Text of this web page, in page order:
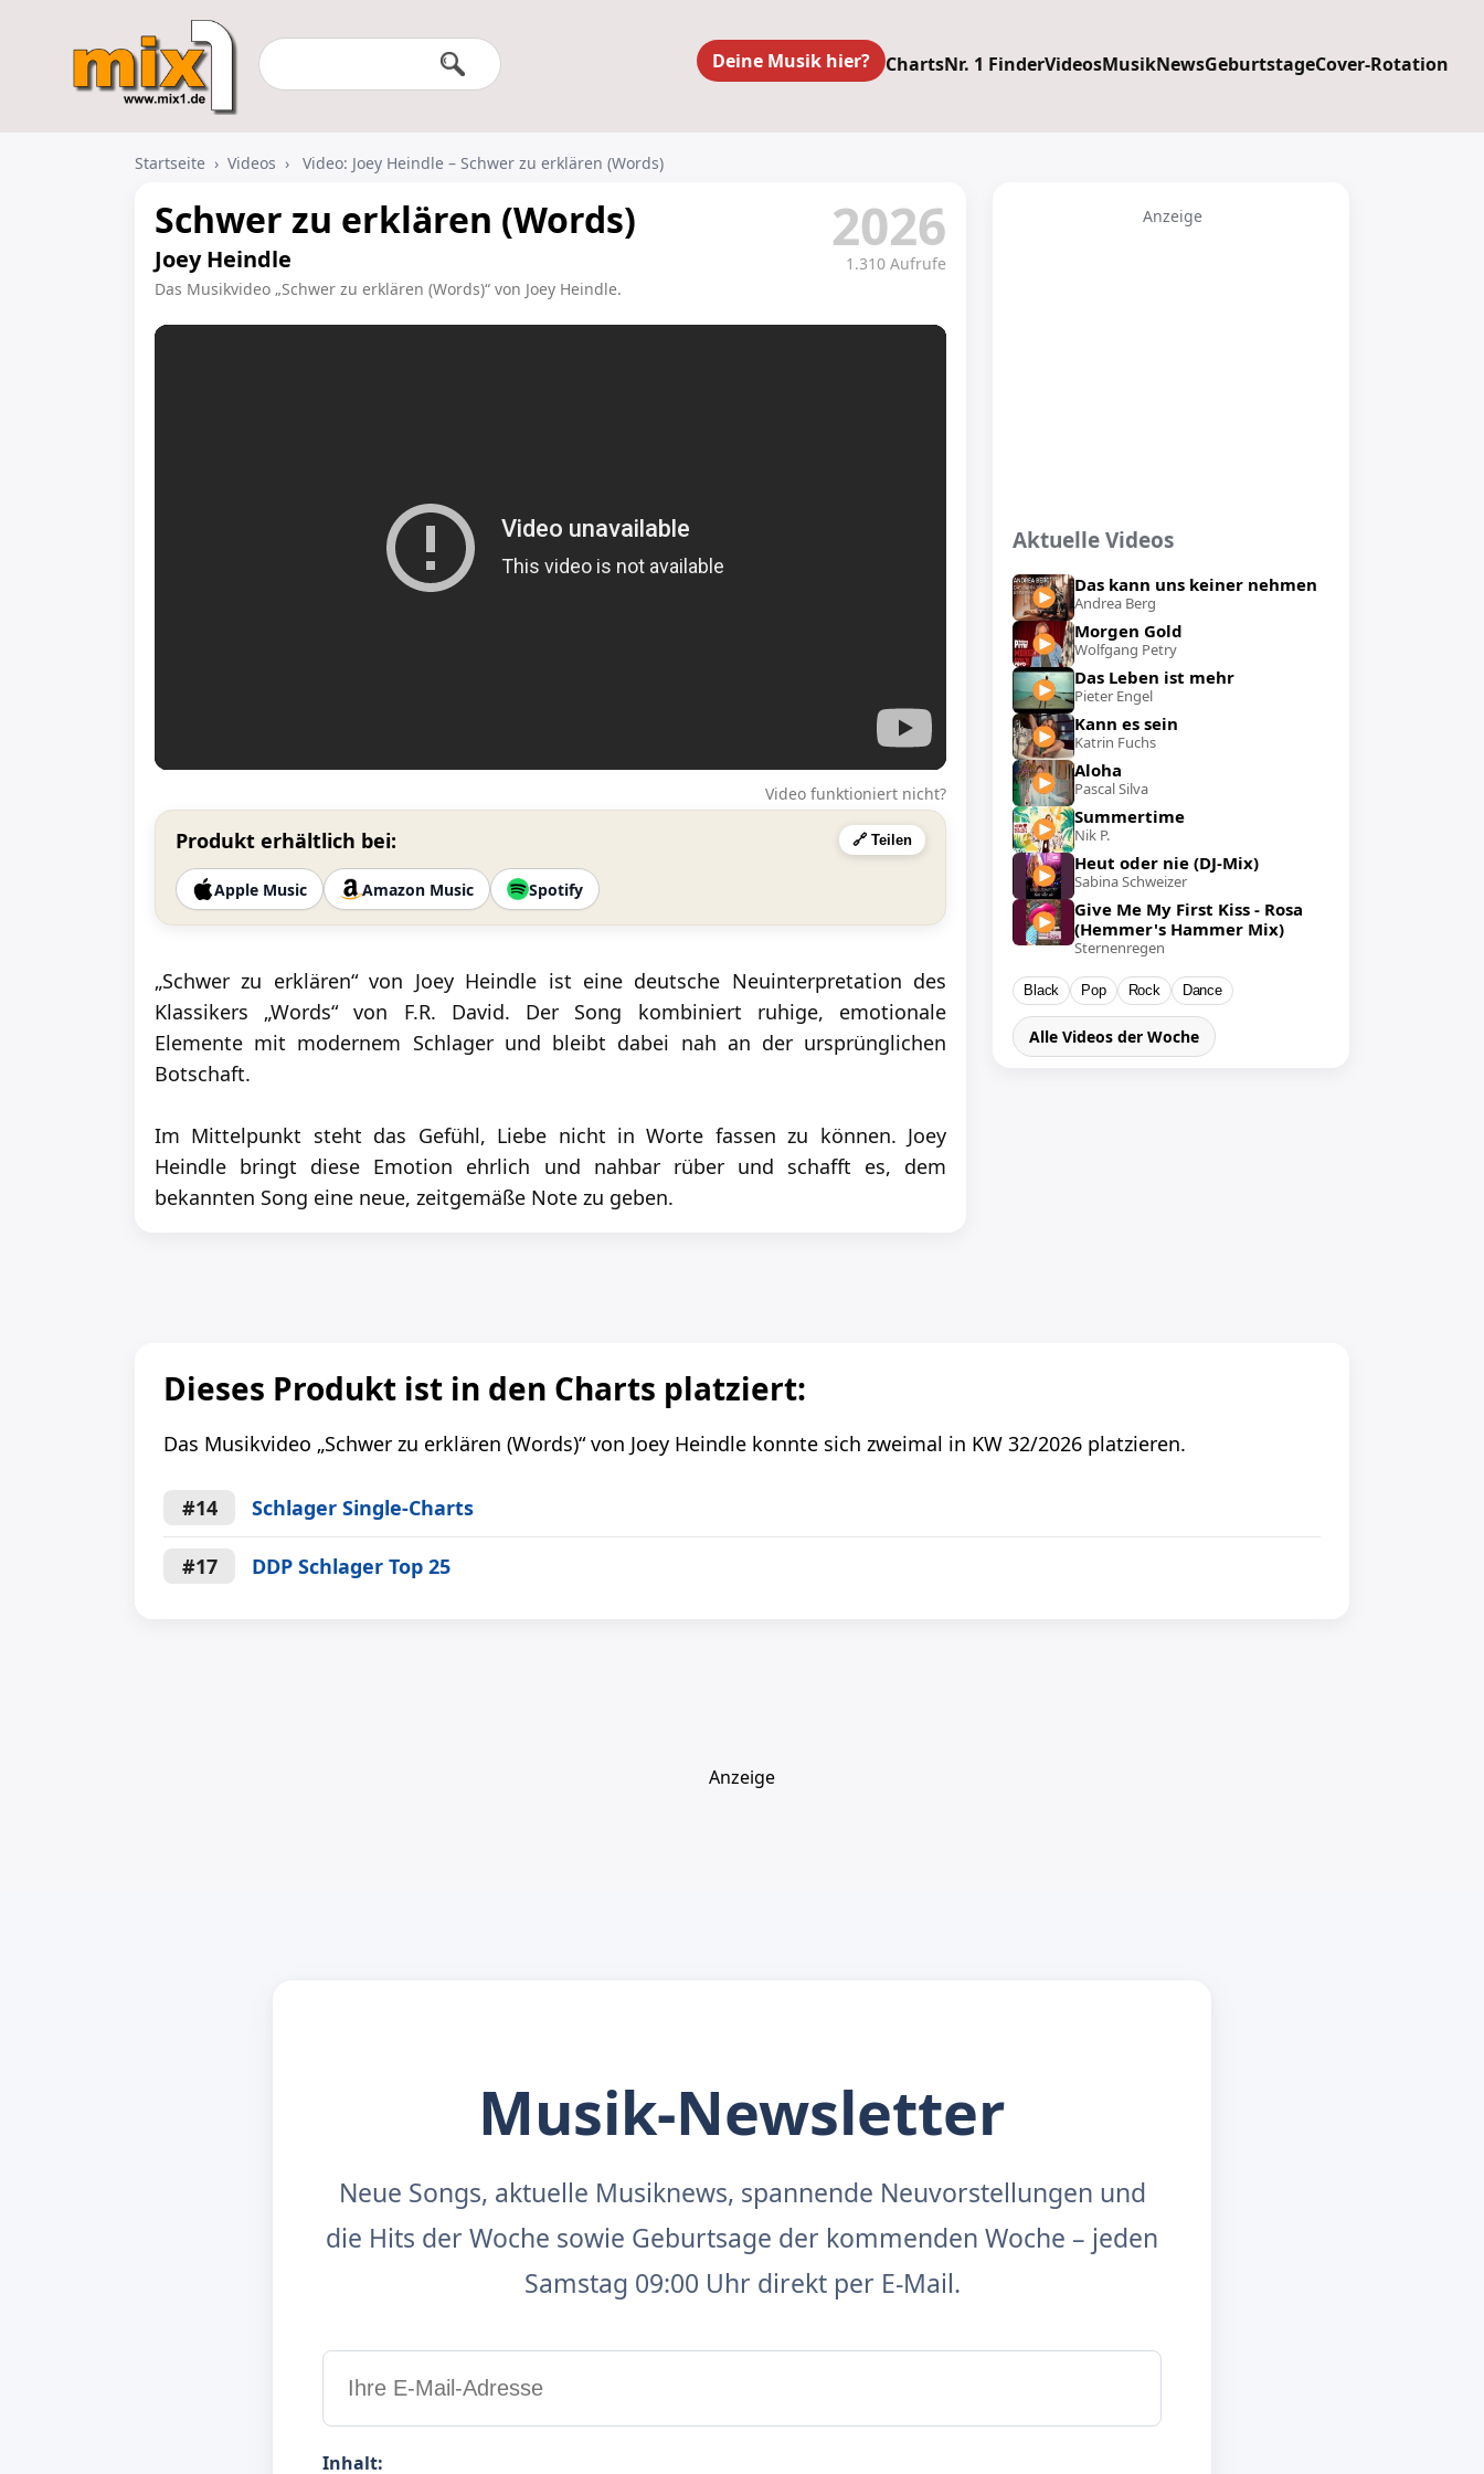
Deine Musik hier? ChartsNr. 1 FinderVideosMusikNewsGeburtstageCover-Rotation
Startseite › Videos › Video: Joey Heindle – Schwer zu erklären (Words)
Schwer zu erklären (Words)
Joey Heindle
Das Musikvideo „Schwer zu erklären (Words)“ von Joey Heindle.
2026
1.310 Aufrufe
Video funktioniert nicht?
Produkt erhältlich bei: 🔗 Teilen
Apple Music Amazon Music Spotify
„Schwer zu erklären“ von Joey Heindle ist eine deutsche Neuinterpretation des
Klassikers „Words“ von F.R. David. Der Song kombiniert ruhige, emotionale
Elemente mit modernem Schlager und bleibt dabei nah an der ursprünglichen
Botschaft.
Im Mittelpunkt steht das Gefühl, Liebe nicht in Worte fassen zu können. Joey
Heindle bringt diese Emotion ehrlich und nahbar rüber und schafft es, dem
bekannten Song eine neue, zeitgemäße Note zu geben.
Anzeige
Aktuelle Videos
Das kann uns keiner nehmen
Andrea Berg
Morgen Gold
Wolfgang Petry
Das Leben ist mehr
Pieter Engel
Kann es sein
Katrin Fuchs
Aloha
Pascal Silva
Summertime
Nik P.
Heut oder nie (DJ-Mix)
Sabina Schweizer
Give Me My First Kiss - Rosa
(Hemmer's Hammer Mix)
Sternenregen
Black Pop Rock Dance
Alle Videos der Woche
Dieses Produkt ist in den Charts platziert:
Das Musikvideo „Schwer zu erklären (Words)“ von Joey Heindle konnte sich zweimal in KW 32/2026 platzieren.
#14 Schlager Single-Charts
#17 DDP Schlager Top 25
Anzeige
Musik-Newsletter
Neue Songs, aktuelle Musiknews, spannende Neuvorstellungen und
die Hits der Woche sowie Geburtsage der kommenden Woche – jeden
Samstag 09:00 Uhr direkt per E-Mail.
Inhalt: